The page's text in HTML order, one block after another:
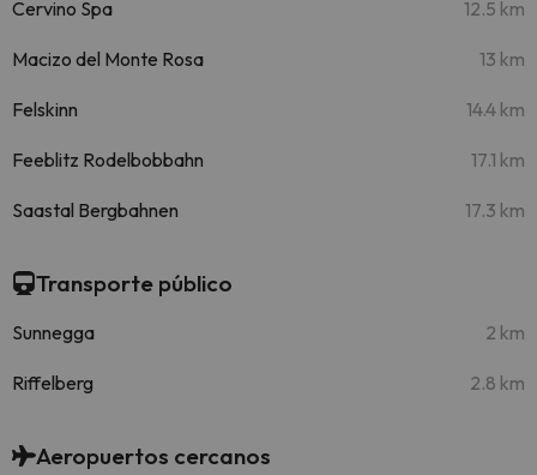
Cervino Spa 12.5 km
Macizo del Monte Rosa 13 km
Felskinn 14.4 km
Feeblitz Rodelbobbahn 17.1 km
Saastal Bergbahnen 17.3 km
Transporte público
Sunnegga 2 km
Riffelberg 2.8 km
Aeropuertos cercanos